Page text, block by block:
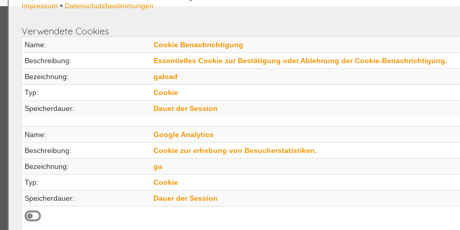
MPDigital
Karriere IT Fachinformatiker
Karriere Ausbildung
Karriere Mediengestalter/in
Karriere Studium Bachelor Master
Dienstleistung
Geschäftsfelder
CX30 Informationen
CX30 TOOLBOX
CX30 PIM Produkt Informations
Management
CX30 Multi-Channel und Cross-
Media
www.dam-to-
Impressum • Datenschutzbestimmungen
Verwendete Cookies
Name:
Cookie Benachrichtigung
Beschreibung:
Essentielles Cookie zur Bestätigung oder Ablehnung der Cookie-Benachrichtigung.
Bezeichnung:
gaload
Typ:
Cookie
Speicherdauer:
Dauer der Session
Name:
Google Analytics
Beschreibung:
Cookie zur erhebung von Besucherstatistiken.
Bezeichnung:
ga
Typ:
Cookie
Speicherdauer:
Dauer der Session